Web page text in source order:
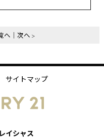
へ 次へ
サイトマップ
イシャス